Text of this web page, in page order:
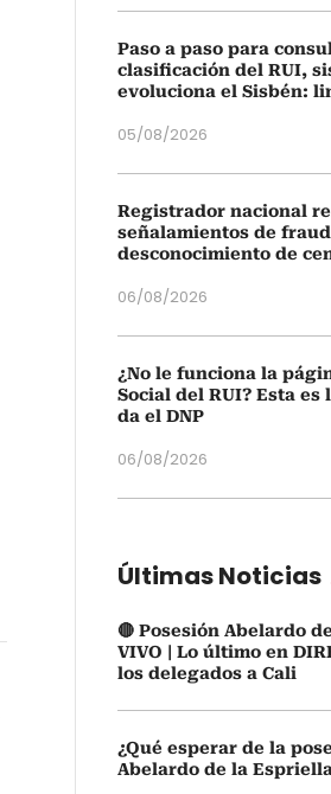
Paso a paso para
clasificación del RUI,
evoluciona el Sisbén:
05/08/2026
Registrador nacional
señalamientos de
desconocimiento de
06/08/2026
¿No le funciona la
Social del RUI? Esta es
da el DNP
06/08/2026
Últimas Noticias
🔴 Posesión Abelardo
VIVO | Lo último en
los delegados a Cali
¿Qué esperar de la
Abelardo de la